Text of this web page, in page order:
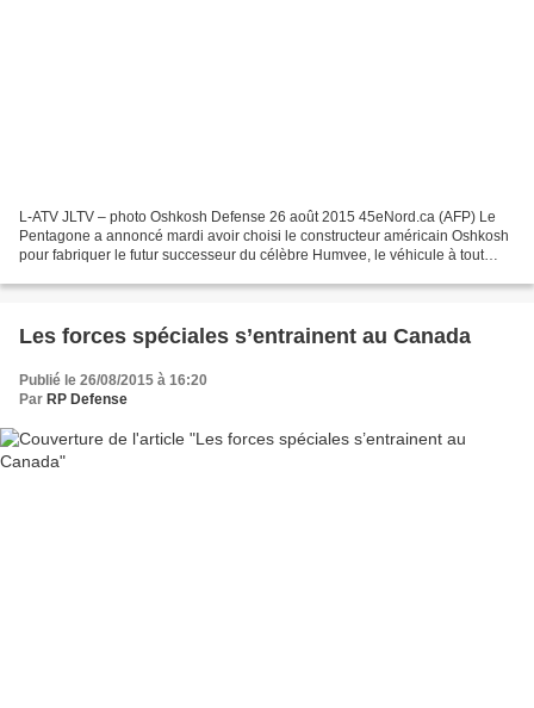
L-ATV JLTV – photo Oshkosh Defense 26 août 2015 45eNord.ca (AFP) Le
Pentagone a annoncé mardi avoir choisi le constructeur américain Oshkosh
pour fabriquer le futur successeur du célèbre Humvee, le véhicule à tout
Les forces spéciales s’entrainent au Canada
Publié le 26/08/2015 à 16:20
Par RP Defense